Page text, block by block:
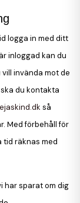
logga in med ditt
inloggad kan du
invända mot de
du kontakta
så
Med förbehåll för
tid räknas med
har sparat om dig